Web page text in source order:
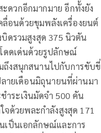
ดวกอีกมากมาย อีกทั้งยัง
ลื่อนด้วยขุมพลังเครื่องยนต์
บิดรวมสูงสุด 375 นิวตัน
ดดเด่นด้วยรูปลักษณ์
ถึงสนุกสนานไปกับการขับขี่
ลายเดือนมิถุนายนที่ผ่านมา
ระเงินมัดจำ 500 คัน
จด้วยพละกำลังสูงสุด 171
เป็นเอกลักษณ์และการ